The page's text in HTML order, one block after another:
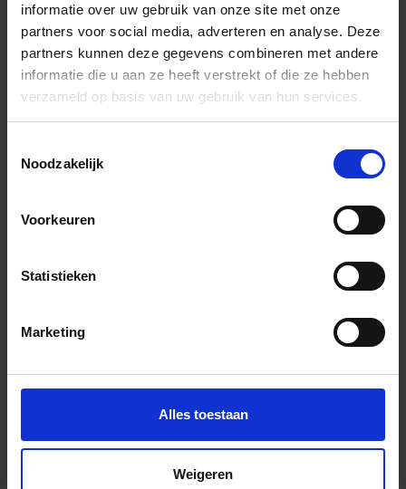
informatie over uw gebruik van onze site met onze
partners voor social media, adverteren en analyse. Deze
partners kunnen deze gegevens combineren met andere
informatie die u aan ze heeft verstrekt of die ze hebben
verzameld op basis van uw gebruik van hun services.
Noodzakelijk
Voorkeuren
Statistieken
Marketing
Alles toestaan
Weigeren
Za 10.00 – 15.00
+31 (0) 478 - 69 11 63 Productaanvraag
Andere Series van Dune Ceramica
Bijpassende afwerklijsten en hoeken